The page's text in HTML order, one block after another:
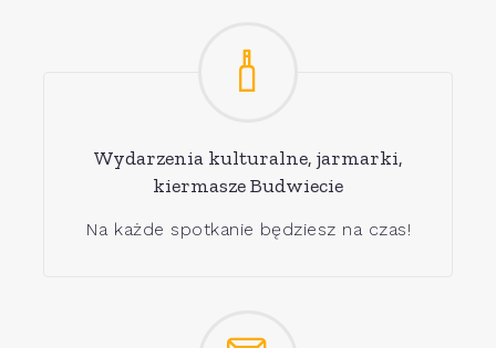
Wydarzenia kulturalne, jarmarki,
kiermasze Budwiecie
Na każde spotkanie będziesz na czas!